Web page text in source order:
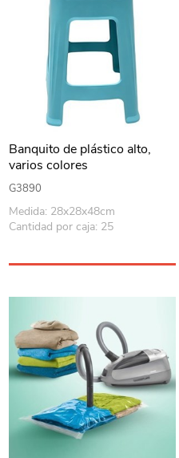
Banquito de plástico alto,
varios colores
G3890
Medida: 28x28x48cm
Cantidad por caja: 25